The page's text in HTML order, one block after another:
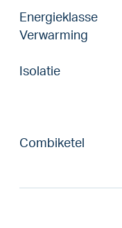
Energieklasse
Verwarming
Isolatie
Combiketel